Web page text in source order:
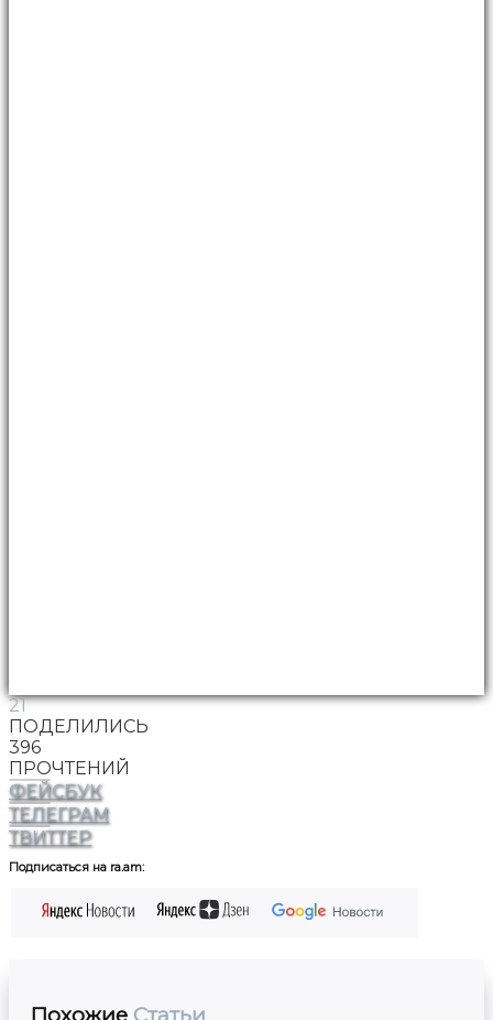
21
ПОДЕЛИЛИСЬ
396
ПРОЧТЕНИЙ
ФЕЙСБУК
ТЕЛЕГРАМ
ТВИТТЕР
Подписаться на ra.am:
Похожие Статьи